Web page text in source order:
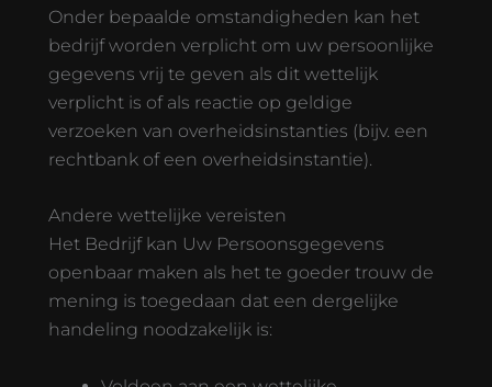
Onder bepaalde omstandigheden kan het
bedrijf worden verplicht om uw persoonlijke
gegevens vrij te geven als dit wettelijk
verplicht is of als reactie op geldige
verzoeken van overheidsinstanties (bijv. een
rechtbank of een overheidsinstantie).
Andere wettelijke vereisten
Het Bedrijf kan Uw Persoonsgegevens
openbaar maken als het te goeder trouw de
mening is toegedaan dat een dergelijke
handeling noodzakelijk is: